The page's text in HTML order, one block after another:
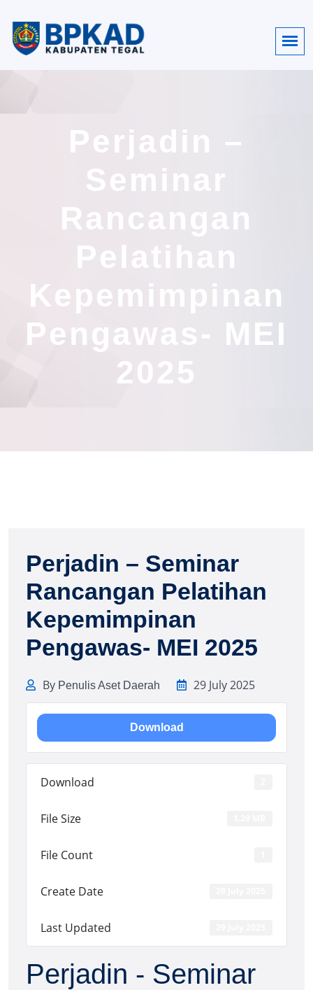
Perjadin –
Seminar
Rancangan
Pelatihan
Kepemimpinan
Pengawas- MEI
2025
Perjadin – Seminar
Rancangan Pelatihan
Kepemimpinan
Pengawas- MEI 2025
By Penulis Aset Daerah 29 July 2025
Download
Download
File Size
File Count
Create Date
Last Updated
Perjadin - Seminar